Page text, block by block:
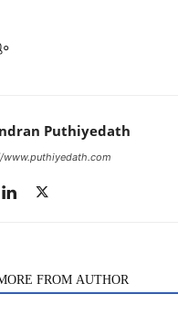
Puthiyedath
FROM AUTHOR